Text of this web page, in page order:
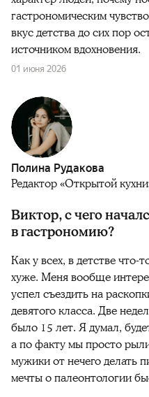
гастрономическим
вкус детства до сих пор
источником вдохновения.
01 июня 2026
Полина Рудакова
Редактор «Открытой
Виктор, с чего
в гастрономию?
Как у всех, в детстве что-
хуже. Меня вообще
успел съездить на
девятого класса. Две
было 15 лет. Я думал,
а по факту мы просто
мужики от нечего делать
мечты о палеонтологии